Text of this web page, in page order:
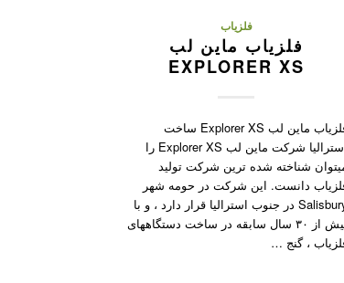
فلزیاب
فلزیاب ماین لب
EXPLORER XS
فلزیاب ماین لب Explorer XS ساخت
استرالیا شرکت ماین لب Explorer XS را
شناخته شده ترین شرکت تولید
دانست. این شرکت در حومه شهر
Salisbury در جنوب استرالیا قرار دارد ، و با
بیش از ۳۰ سال سابقه در ساخت دستگاههای
، گنج …